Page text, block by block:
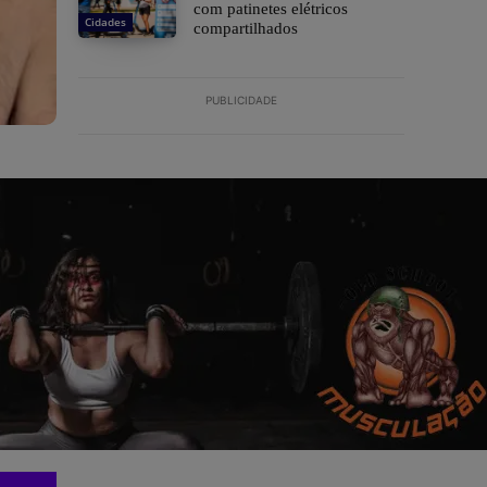
Cidades
com patinetes elétricos
compartilhados
PUBLICIDADE